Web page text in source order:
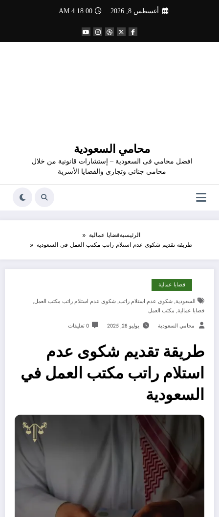
أغسطس 8, 2026 4:18:02 AM
محامي السعودية
افضل محامي فى السعودية – إستشارات قانونية من خلال
محامي جنائي وتجاري والقضايا الأسرية
الرئيسيةقضايا عمالية
طريقة تقديم شكوى عدم استلام راتب مكتب العمل في السعودية
قضايا عمالية
السعودية, شكوى عدم استلام راتب, شكوى عدم استلام راتب مكتب العمل
قضايا عمالية مكتب العمل
محامي السعودية يوليو 28, 2025 0 تعليقات
طريقة تقديم شكوى عدم
استلام راتب مكتب العمل في
السعودية